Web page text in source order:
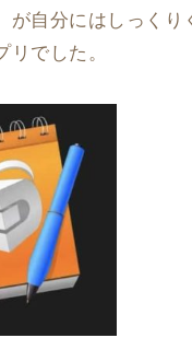
が自分にはしっくり
リでした。